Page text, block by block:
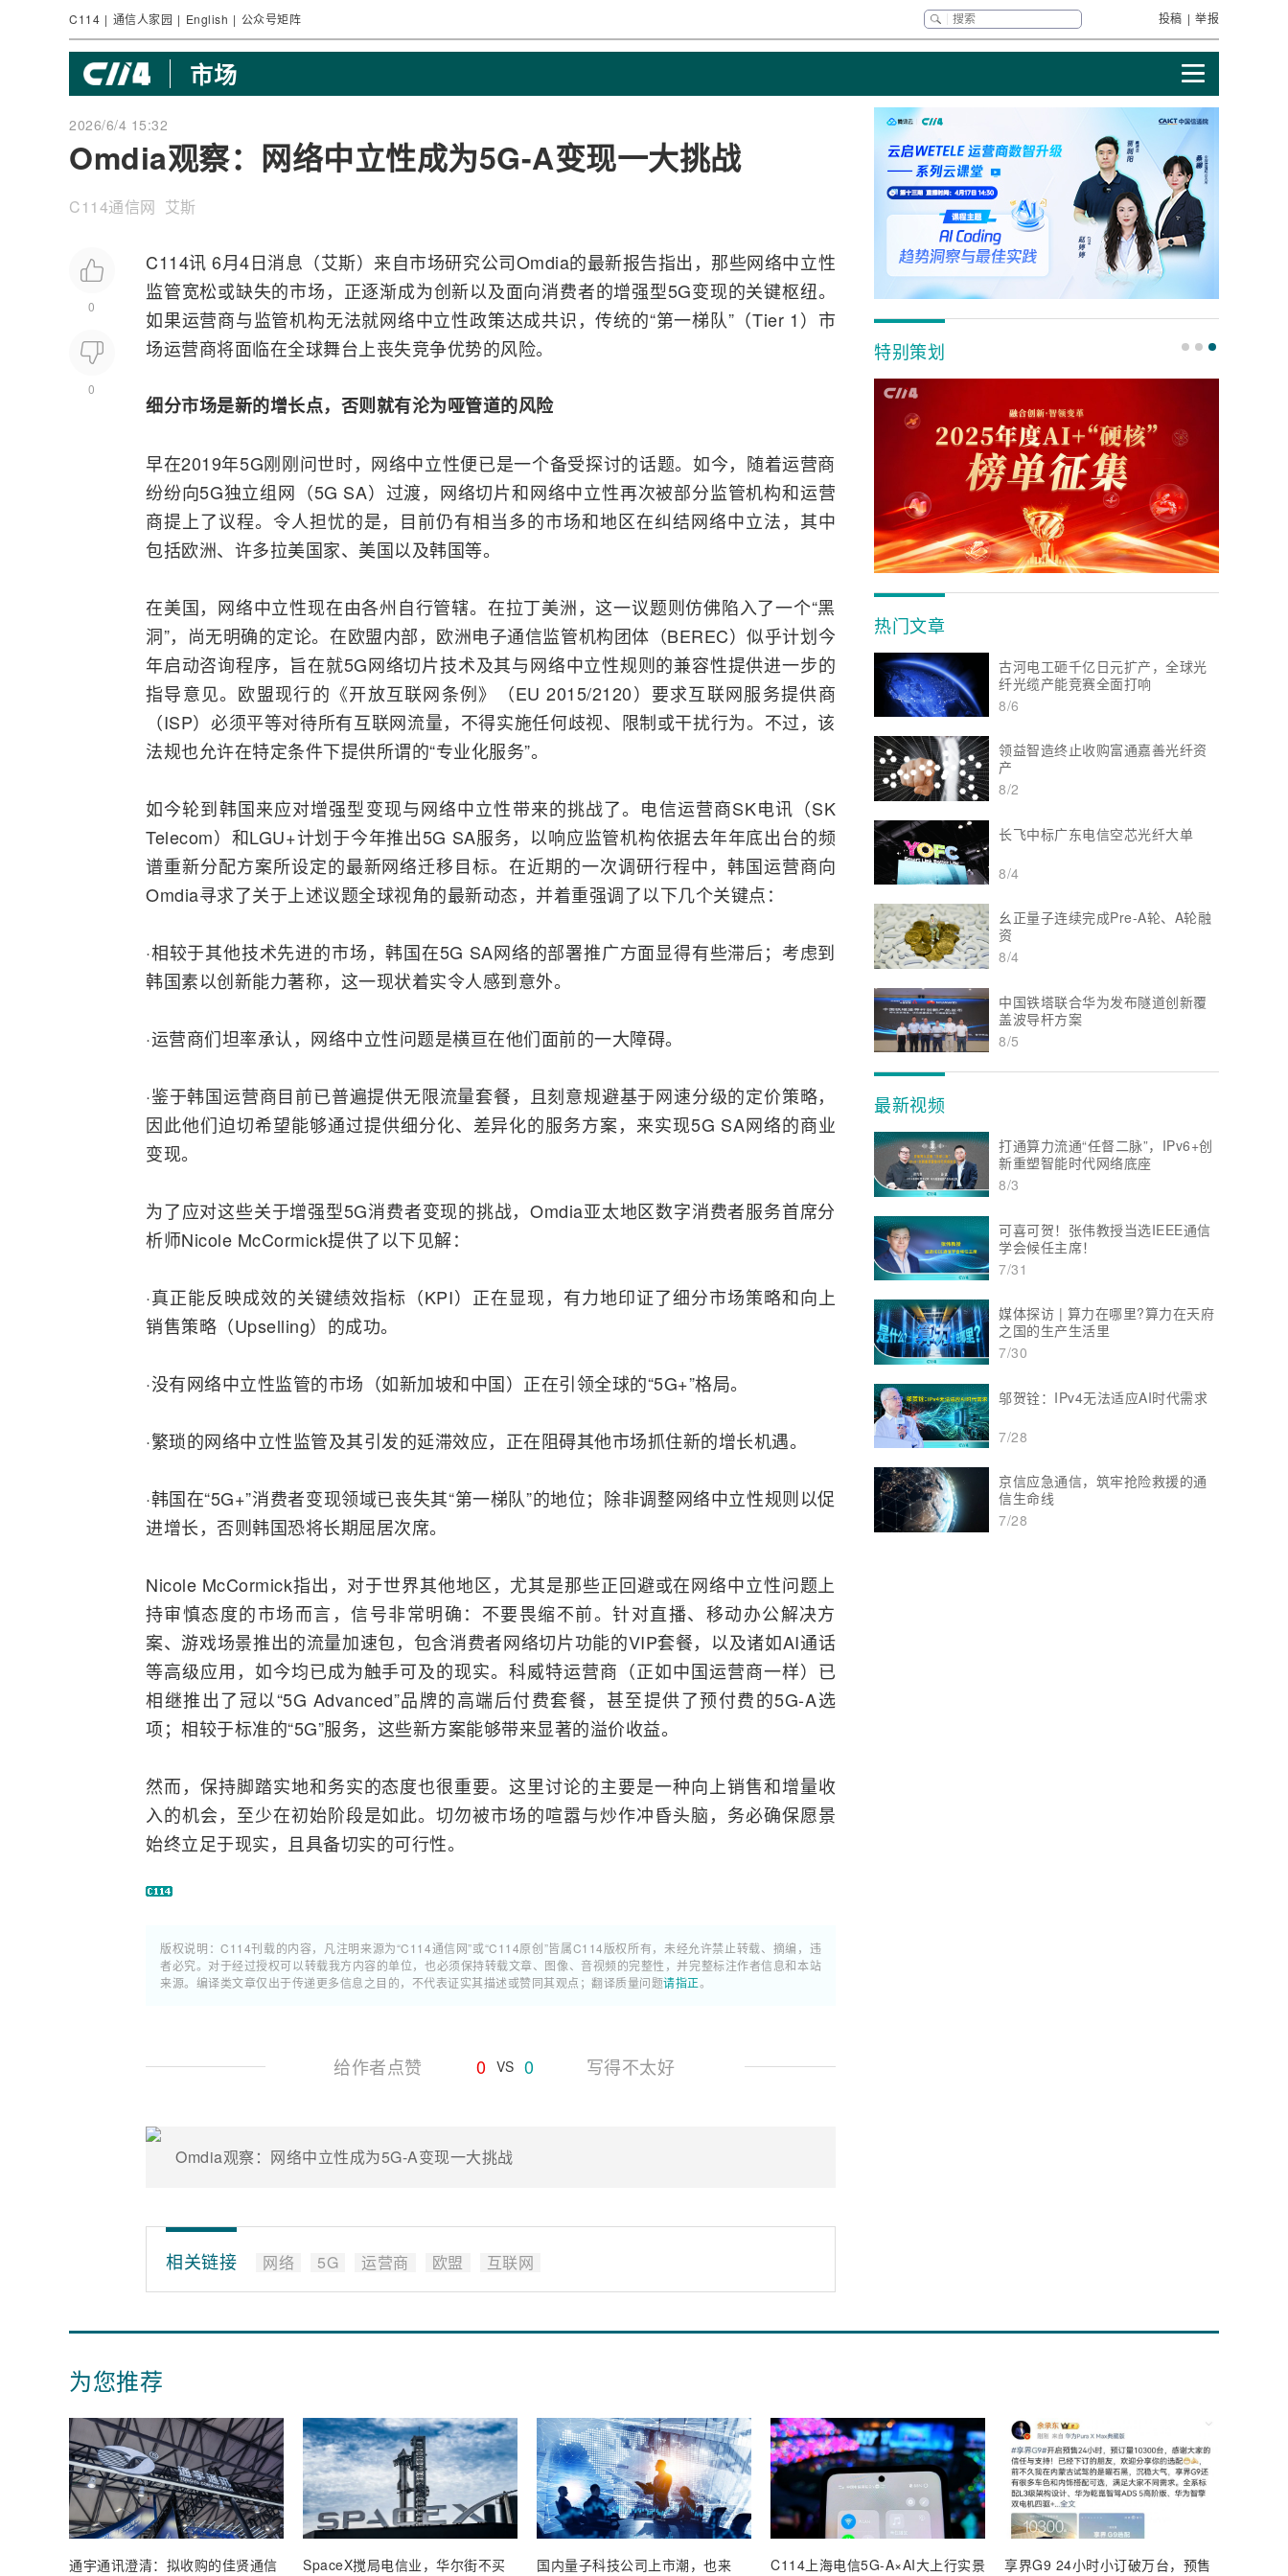
C114 | 通信人家园 | English | 公众号矩阵 投稿 | 举报
市场
2026/6/4 15:32
Omdia观察：网络中立性成为5G-A变现一大挑战
C114通信网 艾斯
0
0
C114讯 6月4日消息（艾斯）来自市场研究公司Omdia的最新报告指出，那些网络中立性
监管宽松或缺失的市场，正逐渐成为创新以及面向消费者的增强型5G变现的关键枢纽。
如果运营商与监管机构无法就网络中立性政策达成共识，传统的“第一梯队”（Tier 1）市
场运营商将面临在全球舞台上丧失竞争优势的风险。
细分市场是新的增长点，否则就有沦为哑管道的风险
早在2019年5G刚刚问世时，网络中立性便已是一个备受探讨的话题。如今，随着运营商
纷纷向5G独立组网（5G SA）过渡，网络切片和网络中立性再次被部分监管机构和运营
商提上了议程。令人担忧的是，目前仍有相当多的市场和地区在纠结网络中立法，其中
包括欧洲、许多拉美国家、美国以及韩国等。
在美国，网络中立性现在由各州自行管辖。在拉丁美洲，这一议题则仿佛陷入了一个“黑
洞”，尚无明确的定论。在欧盟内部，欧洲电子通信监管机构团体（BEREC）似乎计划今
年启动咨询程序，旨在就5G网络切片技术及其与网络中立性规则的兼容性提供进一步的
指导意见。欧盟现行的《开放互联网条例》（EU 2015/2120）要求互联网服务提供商
（ISP）必须平等对待所有互联网流量，不得实施任何歧视、限制或干扰行为。不过，该
法规也允许在特定条件下提供所谓的“专业化服务”。
如今轮到韩国来应对增强型变现与网络中立性带来的挑战了。电信运营商SK电讯 （SK
Telecom）和LGU+计划于今年推出5G SA服务，以响应监管机构依据去年年底出台的频
谱重新分配方案所设定的最新网络迁移目标。在近期的一次调研行程中，韩国运营商向
Omdia寻求了关于上述议题全球视角的最新动态，并着重强调了以下几个关键点：
·相较于其他技术先进的市场，韩国在5G SA网络的部署推广方面显得有些滞后；考虑到
韩国素以创新能力著称，这一现状着实令人感到意外。
·运营商们坦率承认，网络中立性问题是横亘在他们面前的一大障碍。
·鉴于韩国运营商目前已普遍提供无限流量套餐，且刻意规避基于网速分级的定价策略，
因此他们迫切希望能够通过提供细分化、差异化的服务方案，来实现5G SA网络的商业
变现。
为了应对这些关于增强型5G消费者变现的挑战，Omdia亚太地区数字消费者服务首席分
析师Nicole McCormick提供了以下见解：
·真正能反映成效的关键绩效指标（KPI）正在显现，有力地印证了细分市场策略和向上
销售策略（Upselling）的成功。
·没有网络中立性监管的市场（如新加坡和中国）正在引领全球的“5G+”格局。
·繁琐的网络中立性监管及其引发的延滞效应，正在阻碍其他市场抓住新的增长机遇。
·韩国在“5G+”消费者变现领域已丧失其“第一梯队”的地位；除非调整网络中立性规则以促
进增长，否则韩国恐将长期屈居次席。
Nicole McCormick指出，对于世界其他地区，尤其是那些正回避或在网络中立性问题上
持审慎态度的市场而言，信号非常明确：不要畏缩不前。针对直播、移动办公解决方
案、游戏场景推出的流量加速包，包含消费者网络切片功能的VIP套餐，以及诸如AI通话
等高级应用，如今均已成为触手可及的现实。科威特运营商（正如中国运营商一样）已
相继推出了冠以“5G Advanced”品牌的高端后付费套餐，甚至提供了预付费的5G-A选
项；相较于标准的“5G”服务，这些新方案能够带来显著的溢价收益。
然而，保持脚踏实地和务实的态度也很重要。这里讨论的主要是一种向上销售和增量收
入的机会，至少在初始阶段是如此。切勿被市场的喧嚣与炒作冲昏头脑，务必确保愿景
始终立足于现实，且具备切实的可行性。
版权说明：C114刊载的内容，凡注明来源为“C114通信网”或“C114原创”皆属C114版权所有，未经允许禁止转载、摘编，违
者必究。对于经过授权可以转载我方内容的单位，也必须保持转载文章、图像、音视频的完整性，并完整标注作者信息和本站
来源。编译类文章仅出于传递更多信息之目的，不代表证实其描述或赞同其观点；翻译质量问题请指正。
给作者点赞 0 VS 0 写得不太好
Omdia观察：网络中立性成为5G-A变现一大挑战
相关链接 网络 5G 运营商 欧盟 互联网
特别策划
热门文章
古河电工砸千亿日元扩产，全球光
纤光缆产能竞赛全面打响
8/6
领益智造终止收购富通嘉善光纤资
产
8/2
长飞中标广东电信空芯光纤大单
8/4
幺正量子连续完成Pre-A轮、A轮融
资
8/4
中国铁塔联合华为发布隧道创新覆
盖波导杆方案
8/5
最新视频
打通算力流通“任督二脉”，IPv6+创
新重塑智能时代网络底座
8/3
可喜可贺！张伟教授当选IEEE通信
学会候任主席！
7/31
媒体探访 | 算力在哪里?算力在天府
之国的生产生活里
7/30
邬贺铨：IPv4无法适应AI时代需求
7/28
京信应急通信，筑牢抢险救援的通
信生命线
7/28
为您推荐
通宇通讯澄清：拟收购的佳贤通信
SpaceX搅局电信业，华尔街不买
国内量子科技公司上市潮，也来
C114上海电信5G-A×AI大上行实景
享界G9 24小时小订破万台，预售